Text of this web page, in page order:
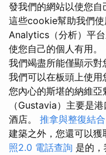
發我們的網站以使您自
這些cookie幫助我們
Analytics（分析）平
使您自己的個人有用。
我們竭盡所能僅顯示對
我們可以在板頭上使
您內心的斯堪的納維亞
（Gustavia）主要是
酒店。 推拿與整復結合
建築之外，您還可以獲
照2.0 電話查詢 是的